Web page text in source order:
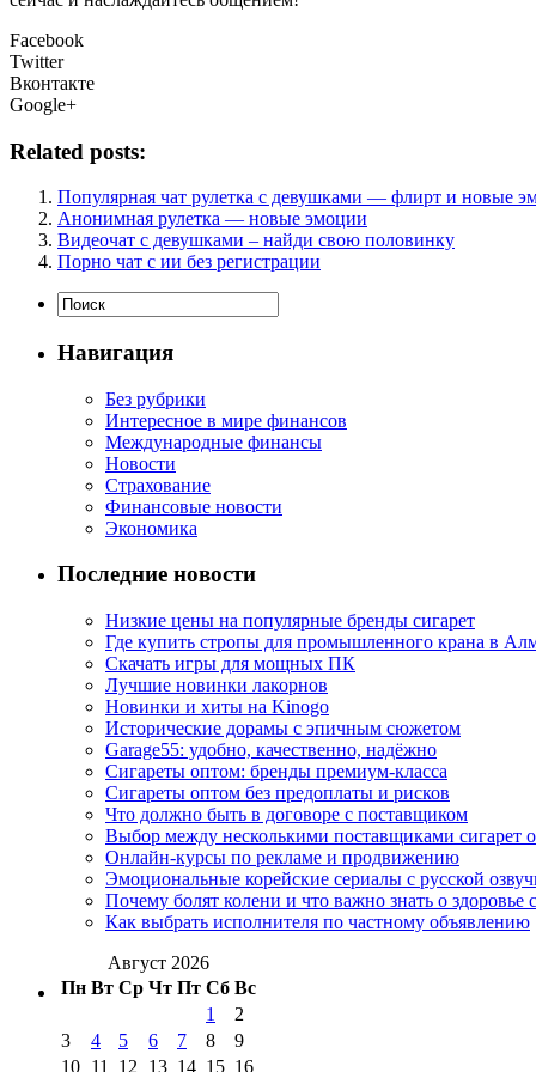
Facebook
Twitter
Вконтакте
Google+
Related posts:
Популярная чат рулетка с девушками — флирт и новые
Анонимная рулетка — новые эмоции
Видеочат с девушками – найди свою половинку
Порно чат с ии без регистрации
Навигация
Без рубрики
Интересное в мире финансов
Международные финансы
Новости
Страхование
Финансовые новости
Экономика
Последние новости
Низкие цены на популярные бренды сигарет
Где купить стропы для промышленного крана в
Скачать игры для мощных ПК
Лучшие новинки лакорнов
Новинки и хиты на Kinogo
Исторические дорамы с эпичным сюжетом
Garage55: удобно, качественно, надёжно
Сигареты оптом: бренды премиум-класса
Сигареты оптом без предоплаты и рисков
Что должно быть в договоре с поставщиком
Выбор между несколькими поставщиками сигарет
Онлайн-курсы по рекламе и продвижению
Эмоциональные корейские сериалы с русской
Почему болят колени и что важно знать о здоровье
Как выбрать исполнителя по частному объявлению
Август 2026
Пн Вт Ср Чт Пт Сб Вс
1
2
3
4 5 6 7 8
9
10 11 12 13 14 15 16